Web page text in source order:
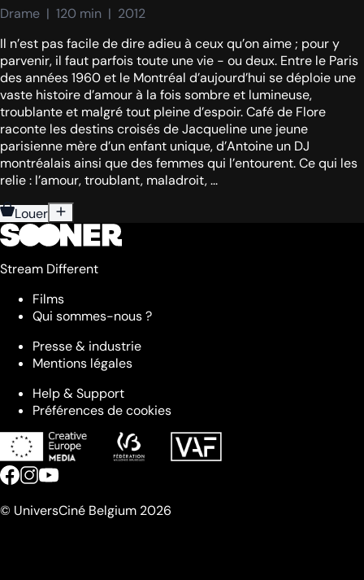
Drame  |  120 min  |  2012
Il n’est pas facile de dire adieu à ceux qu’on aime ; pour y
parvenir, il faut parfois toute une vie - ou deux. Entre le Paris
des années 1960 et le Montréal d’aujourd’hui se déploie une
vaste histoire d’amour à la fois sombre et lumineuse,
troublante et malgré tout pleine d’espoir. Café de Flore
raconte les destins croisés de Jacqueline une jeune
parisienne mère d’un enfant unique, d’Antoine un DJ
montréalais ainsi que des femmes qui l’entourent. Ce qui les
relie : l’amour, troublant, maladroit, ...
Louer
Stream Different
Films
Qui sommes-nous ?
Presse & industrie
Mentions légales
Help & Support
Préférences de cookies
© UniversCiné Belgium 2026